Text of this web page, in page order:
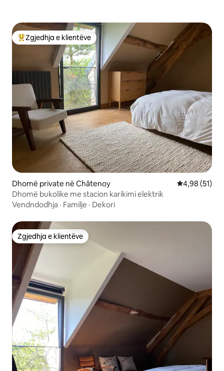
Më të mirat e zgjedhjeve të klientëve
Zgjedhja e klientëve
Dhomë private në Châtenoy Vlerësimi
4,98 (51)
Dhomë bukolike me stacion karikimi elektrik
Vendndodhja · Familje · Dekori
Zgjedhja e klientëve
Zgjedhja e klientëve